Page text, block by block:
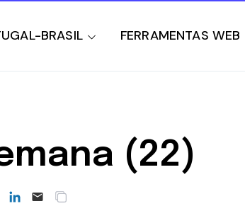
BRASIL FERRAMENTAS WEB
(22)